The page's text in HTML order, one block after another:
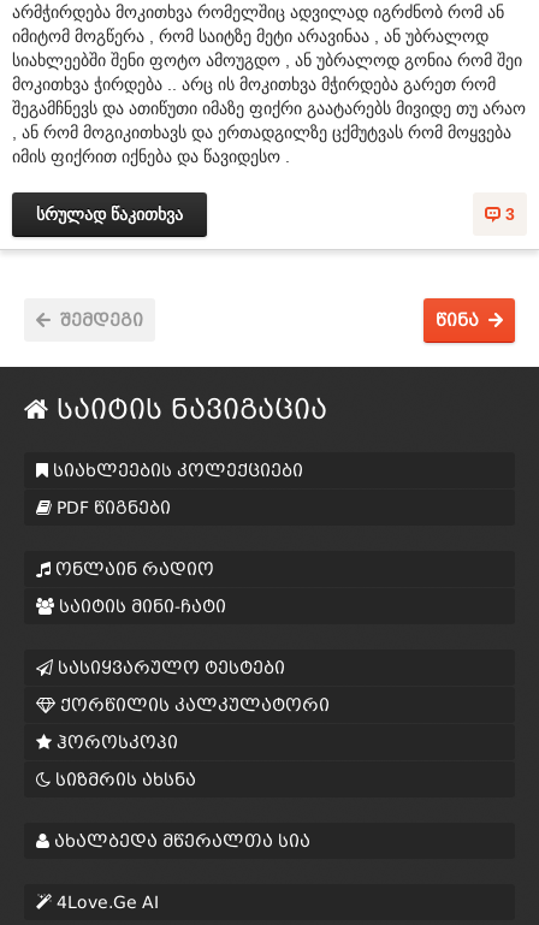
არმჭირდება მოკითხვა რომელშიც ადვილად იგრძნობ რომ ან
იმიტომ მოგწერა , რომ საიტზე მეტი არავინაა , ან უბრალოდ
სიახლეებში შენი ფოტო ამოუგდო , ან უბრალოდ გონია რომ შეი
მოკითხვა ჭირდება .. არც ის მოკითხვა მჭირდება გარეთ რომ
შეგამჩნევს და ათიწუთი იმაზე ფიქრი გაატარებს მივიდე თუ არაო
, ან რომ მოგიკითხავს და ერთადგილზე ცქმუტვას რომ მოყვება
იმის ფიქრით იქნება და წავიდესო .
3
სრულად წაკითხვა
წინა
შემდეგი
საიტის ნავიგაცია
სიახლეების კოლექციები
PDF წიგნები
ონლაინ რადიო
საიტის მინი-ჩატი
სასიყვარულო ტესტები
ქორწილის კალკულატორი
ჰოროსკოპი
სიზმრის ახსნა
ახალბედა მწერალთა სია
4Love.Ge AI